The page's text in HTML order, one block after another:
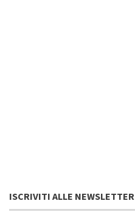
ISCRIVITI ALLE NEWSLETTER